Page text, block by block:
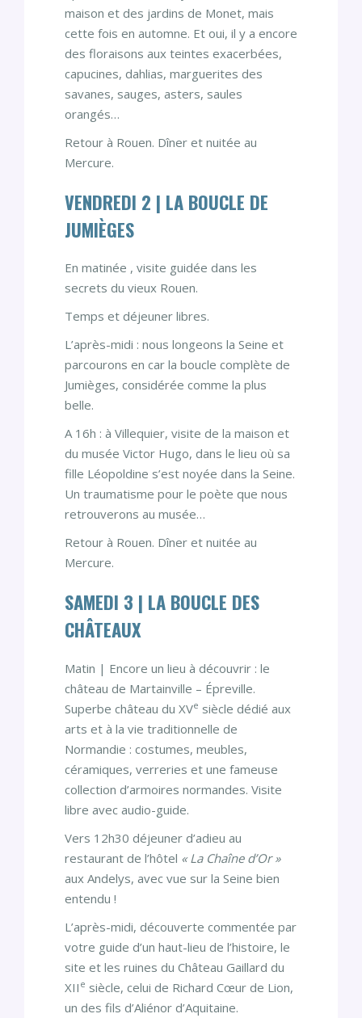
maison et des jardins de Monet, mais
cette fois en automne. Et oui, il y a encore
des floraisons aux teintes exacerbées,
capucines, dahlias, marguerites des
savanes, sauges, asters, saules
orangés…
Retour à Rouen. Dîner et nuitée au
Mercure.
VENDREDI 2 | LA BOUCLE DE
JUMIÈGES
En matinée , visite guidée dans les
secrets du vieux Rouen.
Temps et déjeuner libres.
L’après-midi : nous longeons la Seine et
parcourons en car la boucle complète de
Jumièges, considérée comme la plus
belle.
A 16h : à Villequier, visite de la maison et
du musée Victor Hugo, dans le lieu où sa
fille Léopoldine s’est noyée dans la Seine.
Un traumatisme pour le poète que nous
retrouverons au musée…
Retour à Rouen. Dîner et nuitée au
Mercure.
SAMEDI 3 | LA BOUCLE DES
CHÂTEAUX
Matin | Encore un lieu à découvrir : le
château de Martainville – Épreville.
Superbe château du XVe siècle dédié aux
arts et à la vie traditionnelle de
Normandie : costumes, meubles,
céramiques, verreries et une fameuse
collection d’armoires normandes. Visite
libre avec audio-guide.
Vers 12h30 déjeuner d’adieu au
restaurant de l’hôtel « La Chaîne d’Or »
aux Andelys, avec vue sur la Seine bien
entendu !
L’après-midi, découverte commentée par
votre guide d’un haut-lieu de l’histoire, le
site et les ruines du Château Gaillard du
XII e siècle, celui de Richard Cœur de Lion,
un des fils d’Aliénor d’Aquitaine.